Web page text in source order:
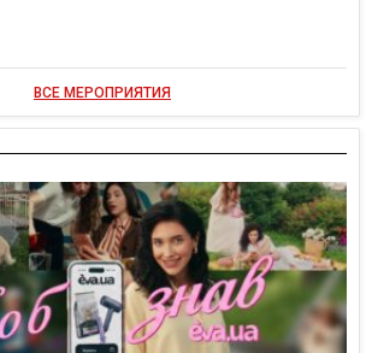
ВСЕ МЕРОПРИЯТИЯ